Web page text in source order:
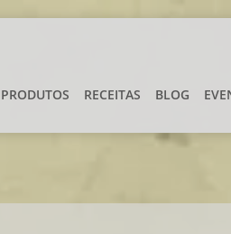
PRODUTOS RECEITAS BLOG